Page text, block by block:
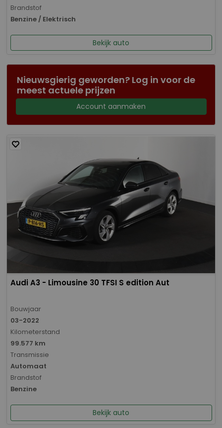
Brandstof
Benzine / Elektrisch
Bekijk auto
Nieuwsgierig geworden? Log in voor de
meest actuele prijzen
Account aanmaken
Audi A3 - Limousine 30 TFSI S edition Aut
Bouwjaar
03-2022
Kilometerstand
99.577 km
Transmissie
Automaat
Brandstof
Benzine
Bekijk auto